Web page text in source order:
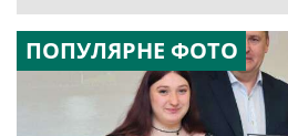
ПОПУЛЯРНЕ ФОТО